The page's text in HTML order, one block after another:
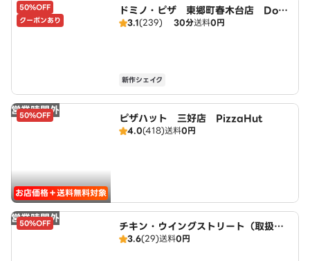
50%OFF
クーポンあり
ドミノ・ピザ 東郷町春木台店 Domi
no's
3.1(239) 30分送料0円
新作シェイク
営業時間外
50%OFF
お店価格＋送料無料対象
ピザハット 三好店 PizzaHut
4.0(418)送料0円
営業時間外
50%OFF
チキン・ウイングストリート（取扱：
ピザハット三好店）
3.6(29)送料0円